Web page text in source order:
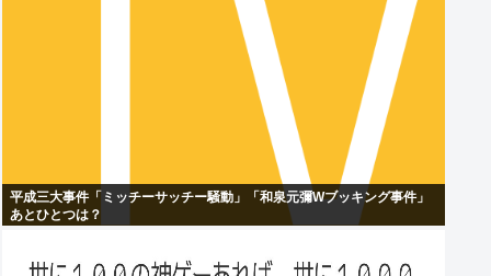
平成三大事件「ミッチーサッチー騒動」「和泉元彌Wブッキング事件」
あとひとつは？